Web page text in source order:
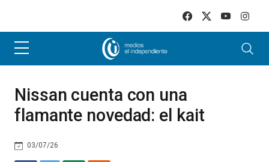
Nissan cuenta con una
flamante novedad: el kait
03/07/26